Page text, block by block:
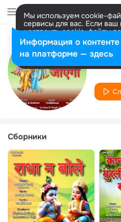
Мы используем cookie-
сервисы для вас. Если ваш
настроить cookie-файлы
представитель. Больше
Разрешить все
Сборники
Информация о контенте
на платформе — здесь